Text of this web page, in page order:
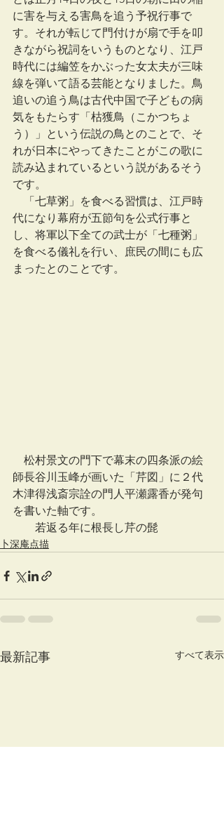
に害を与える害鳥を追う予祝行事で
す。それが転じて門付けが扇で手を叩
きながら祝詞をいうものとなり、江戸
時代には編笠をかぶった女太夫が三味
線を弾いて語る芸能となりました。鳥
追いの追う鳥は古代中国で子どもの病
気をもたらす「枯獲鳥（こかつちょ
う）」という伝説の鳥とのことで、そ
れが日本にやってきたことがこの歌に
読み込まれているという説があるそう
です。
「七草粥」を食べる習慣は、江戸時
代になり幕府が五節句を公式行事と
し、将軍以下全ての武士が「七種粥」
を食べる儀礼を行い、庶民の間にも広
まったとのことです。
松村景文の門下で幕末の四条派の絵
師長谷川玉峰が画いた「芹図」に２代
木津得浅斎宗詮の門人平瀬露香が発句
を書いた軸です。
若返る年に根長し芹の髭
卜深庵点描
最新記事 すべて表示